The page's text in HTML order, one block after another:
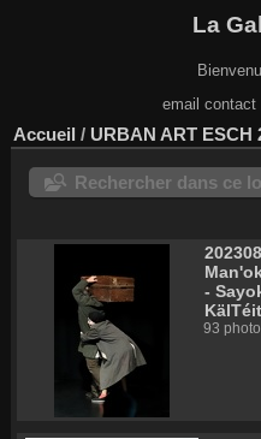
La
email
Accueil / URBAN ART ESCH
Rechercher dans ce
-
93